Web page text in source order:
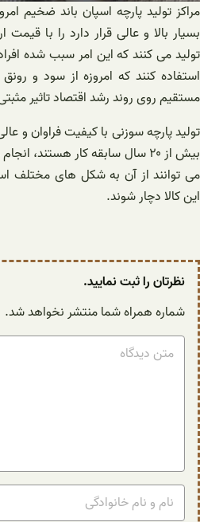
مراکز تولید پارچه اسپان باند ضخیم
بسیار بالا و عالی قرار دارد را با
تولید می کنند که این امر سبب شده
استفاده کنند که امروزه از سود و
مستقیم روی روند رشد اقتصاد تاثیر
تولید پارچه سوزنی با کیفیت فراوان و
بیش از ۲۰ سال سابقه کار هستند،
می توانند از آن به شکل های مختلف
این کالا دچار شوند.
نظرتان را ثبت نمایید.
شماره همراه شما منتشر نخواهد شد.